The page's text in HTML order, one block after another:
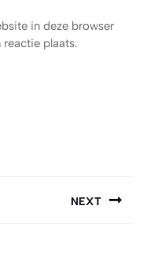
in deze browser
plaats.
NEXT